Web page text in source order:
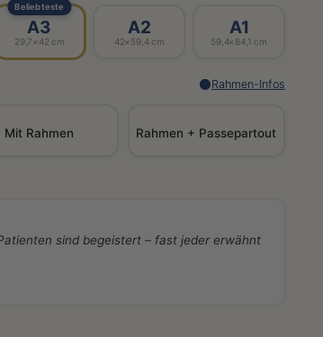
Beliebteste
A3
29,7×42 cm
A2
42×59,4 cm
A1
59,4×84,1 cm
Rahmen-Infos
Mit Rahmen Rahmen + Passepartout
sind begeistert – fast jeder erwähnt